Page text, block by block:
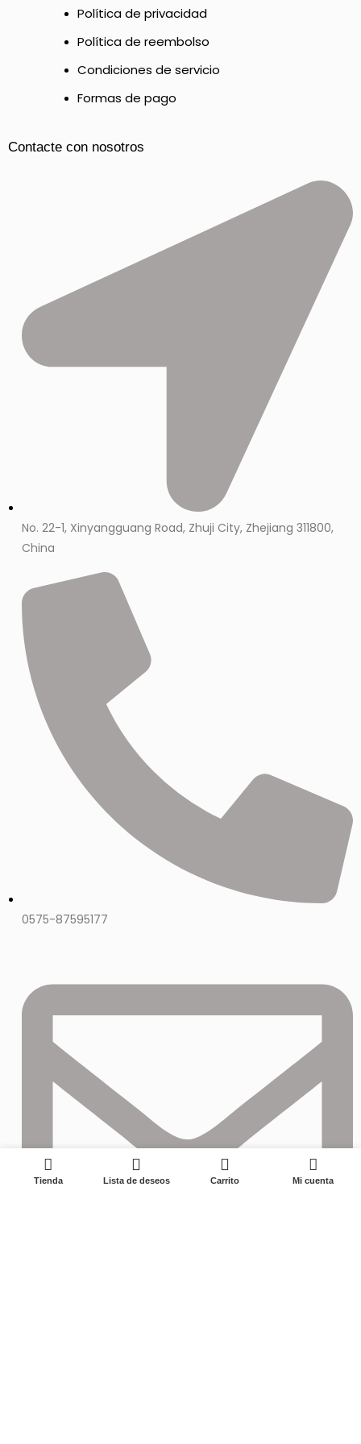
Política de privacidad
Política de reembolso
Condiciones de servicio
Formas de pago
Contacte con nosotros
No. 22-1, Xinyangguang Road, Zhuji City, Zhejiang 311800,
China
0575-87595177
Tienda Lista de deseos Carrito Mi cuenta